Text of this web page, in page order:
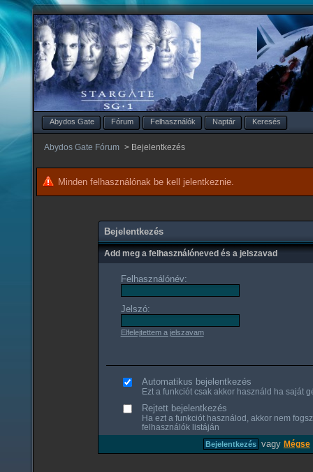
Abydos Gate Fórum Felhasználók Naptár Keresés
Abydos Gate Fórum > Bejelentkezés
Minden felhasználónak be kell jelentkeznie.
Bejelentkezés
Add meg a felhasználóneved és a jelszavad
Felhasználónév:
Jelszó:
Elfelejtettem a jelszavam
Automatikus bejelentkezés
Ezt a funkciót csak akkor használd ha saját
Rejtett bejelentkezés
Ha ezt a funkciót használod, akkor nem
felhasználók listáján
vagy Mégse